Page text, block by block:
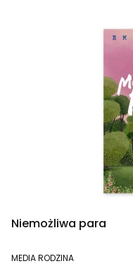
Niemożliwa para
PRODUCENT
MEDIA RODZINA